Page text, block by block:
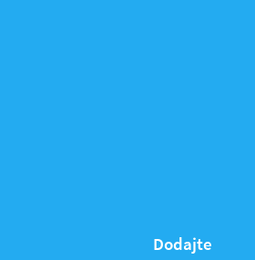
Dodajte